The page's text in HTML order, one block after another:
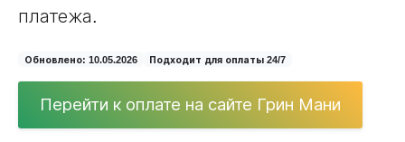
платежа.
Обновлено: 10.05.2026 Подходит для оплаты 24/7
Перейти к оплате на сайте Грин Мани